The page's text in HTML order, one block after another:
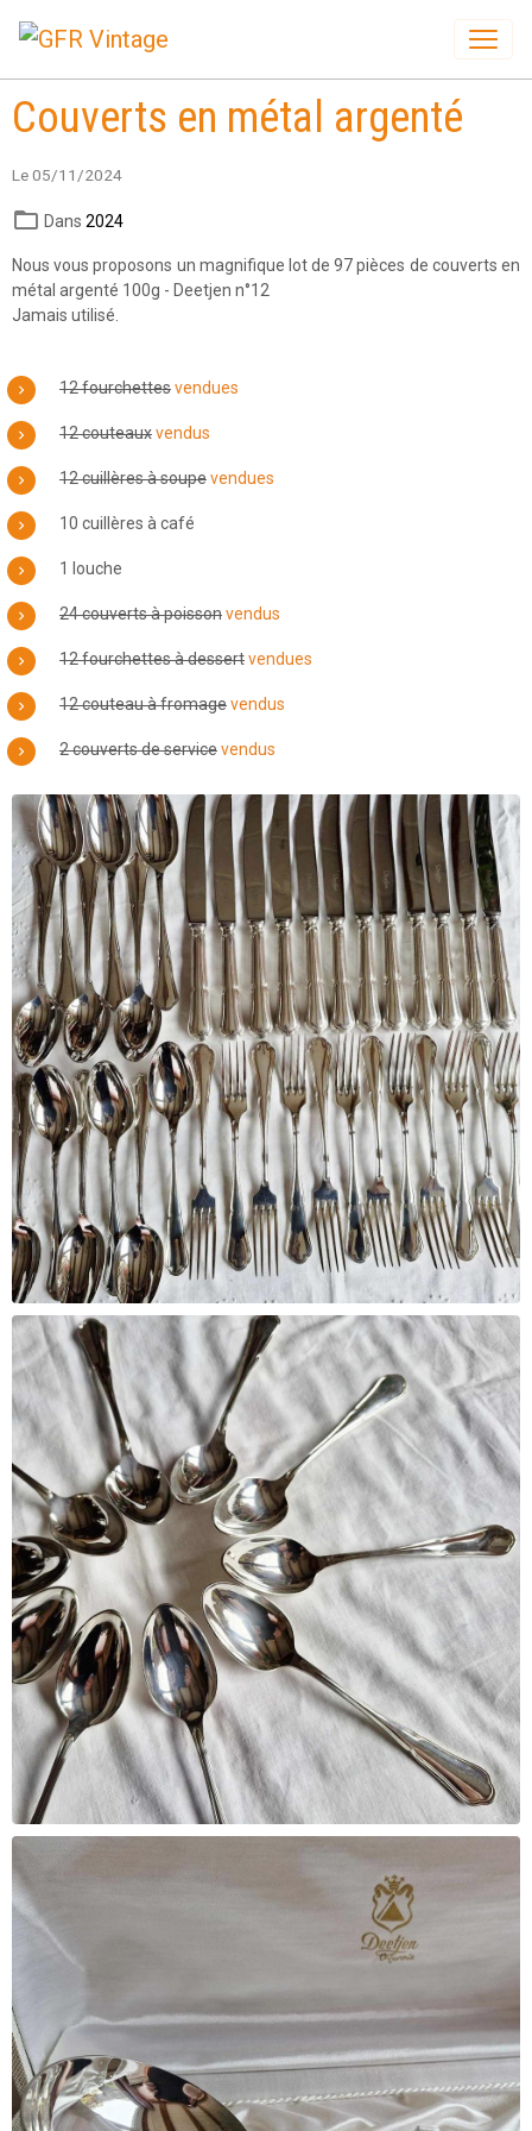
Couverts en métal argenté
Le 05/11/2024
Dans 2024
Nous vous proposons un magnifique lot de 97 pièces de couverts en
métal argenté 100g - Deetjen n°12
Jamais utilisé.
12 fourchettesvendues
12 couteauxvendus
12 cuillères à soupevendues
10 cuillères à café
1 louche
24 couverts à poissonvendus
12 fourchettes à dessertvendues
12 couteau à fromagevendus
2 couverts de servicevendus